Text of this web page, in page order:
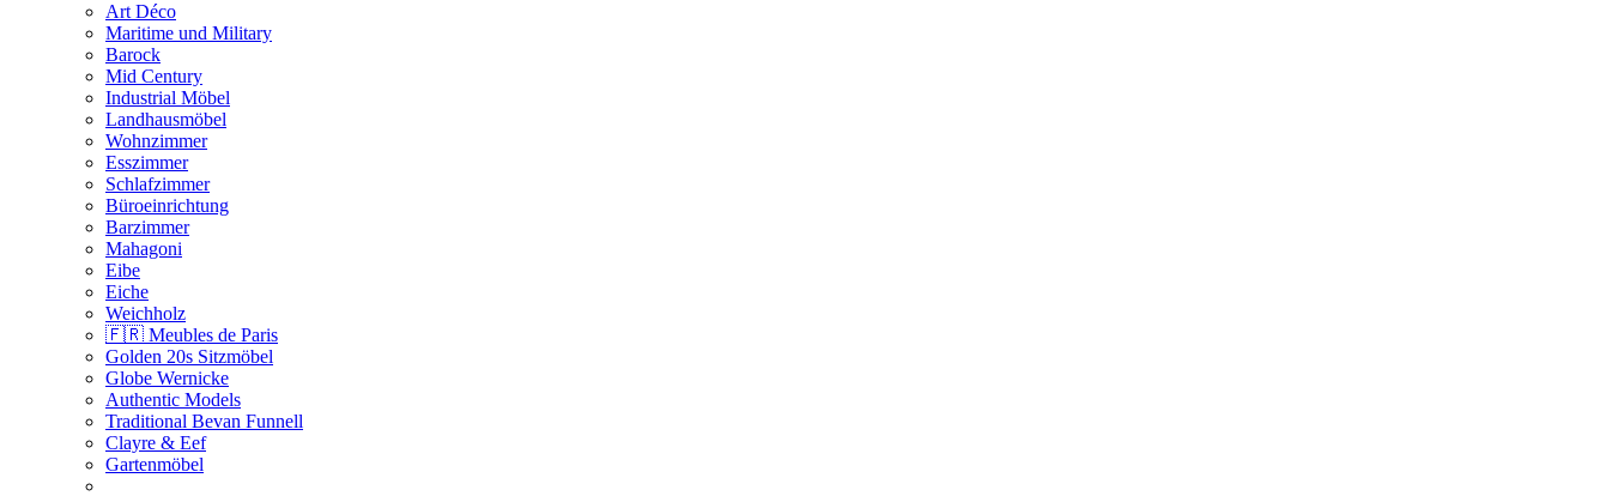
Art Déco
Maritime und Military
Barock
Mid Century
Industrial Möbel
Landhausmöbel
Wohnzimmer
Esszimmer
Schlafzimmer
Büroeinrichtung
Barzimmer
Mahagoni
Eibe
Eiche
Weichholz
🇫🇷 Meubles de Paris
Golden 20s Sitzmöbel
Globe Wernicke
Authentic Models
Traditional Bevan Funnell
Clayre & Eef
Gartenmöbel